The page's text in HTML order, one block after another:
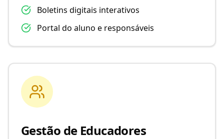
Boletins digitais interativos
Portal do aluno e responsáveis
Gestão de Educadores